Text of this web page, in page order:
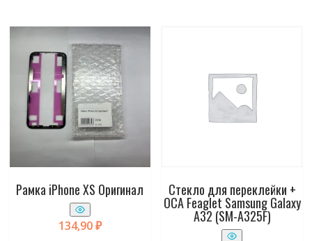
Рамка iPhone XS Оригинал
134,90₽
Стекло для переклейки +
OCA Feaglet Samsung Galaxy
A32 (SM-A325F)